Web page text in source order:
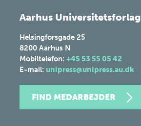
Aarhus Universitetsforlag
Helsingforsgade 25
8200 Aarhus N
Mobiltelefon: +45 53 55 05 42
E-mail: unipress@unipress.au.dk
FIND MEDARBEJDER